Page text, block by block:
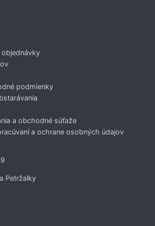
objednávky
podmienky
a obchodné súťaže
a ochrane osobných údajov
Petržalky